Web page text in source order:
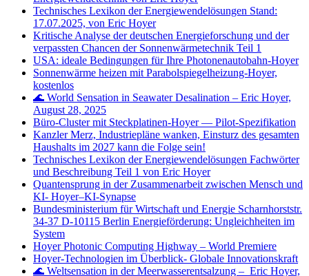
Technisches Lexikon der Energiewendelösungen Stand:
17.07.2025, von Eric Hoyer
Kritische Analyse der deutschen Energieforschung und der
verpassten Chancen der Sonnenwärmetechnik Teil 1
USA: ideale Bedingungen für Ihre Photonenautobahn-Hoyer
Sonnenwärme heizen mit Parabolspiegelheizung-Hoyer,
kostenlos
🌊 World Sensation in Seawater Desalination – Eric Hoyer,
August 28, 2025
Büro‑Cluster mit Steckplatinen‑Hoyer — Pilot‑Spezifikation
Kanzler Merz, Industriepläne wanken, Einsturz des gesamten
Haushalts im 2027 kann die Folge sein!
Technisches Lexikon der Energiewendelösungen Fachwörter
und Beschreibung Teil 1 von Eric Hoyer
Quantensprung in der Zusammenarbeit zwischen Mensch und
KI- Hoyer–KI-Synapse
Bundesministerium für Wirtschaft und Energie Scharnhorststr.
34-37 D-10115 Berlin Energieförderung: Ungleichheiten im
System
Hoyer Photonic Computing Highway – World Premiere
Hoyer-Technologien im Überblick- Globale Innovationskraft
🌊 Weltsensation in der Meerwasserentsalzung – Eric Hoyer,